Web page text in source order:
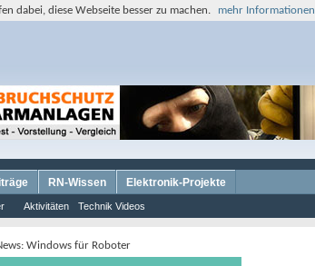
Aktivitäten Technik Videos
RN-Wissen Elektronik-Projekte
Windows für Roboter
dabei, diese Webseite besser zu machen. mehr